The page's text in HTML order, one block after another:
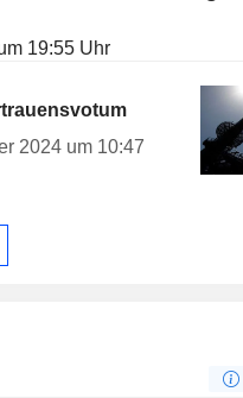
19:55 Uhr
2024 um 10:47